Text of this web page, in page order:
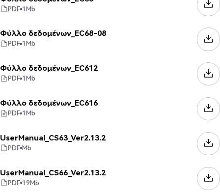
PDF 1Mb
Φύλλο δεδομένων_EC68-08
PDF 1Mb
Φύλλο δεδομένων_EC612
PDF 1Mb
Φύλλο δεδομένων_EC616
PDF 1Mb
UserManual_CS63_Ver2.13.2
PDF Mb
UserManual_CS66_Ver2.13.2
PDF 19Mb